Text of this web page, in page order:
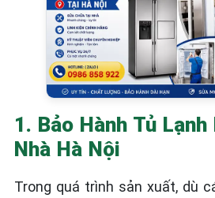
1. Bảo Hành Tủ
Nhà Hà Nội
Trong quá trình sản xuất, dù